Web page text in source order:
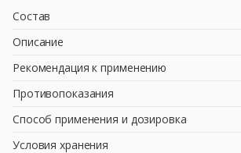
Состав
Описание
Рекомендация к применению
Противопоказания
Способ применения и дозировка
Условия хранения